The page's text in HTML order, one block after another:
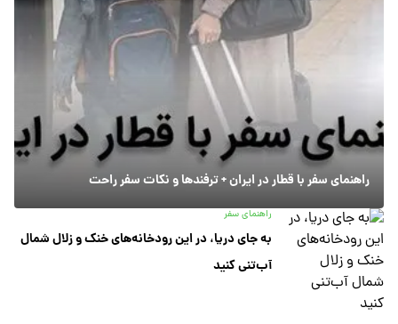
راهنمای سفر با قطار در ایران + ترفندها و نکات سفر راحت
راهنمای سفر
به جای دریا، در این رودخانه‌های خنک و زلال شمال
آب‌تنی کنید